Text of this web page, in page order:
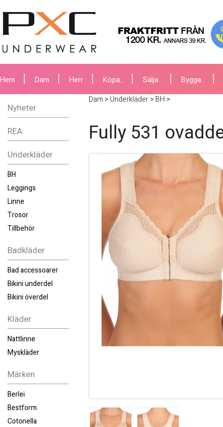
Hem Dam Herr Köpa.. Sälja.. Bygga..
Nyheter
REA
Underkläder
BH
Leggings
Linne
Trosor
Tillbehör
Badkläder
Bad accessoarer
Bikini underdel
Bikini överdel
Kläder
Nattlinne
Myskläder
Märken
Berlei
Bestform
Cotonella
Dam > Underkläder> BH >
Fully 531